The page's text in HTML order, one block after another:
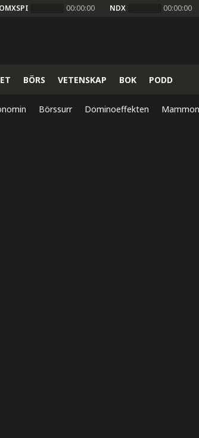
OMXSPI 00:00:00 NDX 00:00:00
BÖRS VETENSKAP BOK PODD
Börssurr Dominoeffekten